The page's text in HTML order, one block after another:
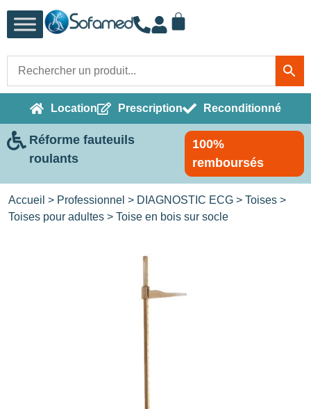
Location Prescription Reconditionné
Réforme fauteuils
roulants
100%
remboursés
Accueil > Professionnel > DIAGNOSTIC ECG > Toises >
Toises pour adultes > Toise en bois sur socle